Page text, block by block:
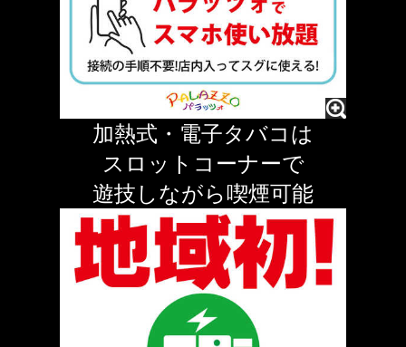
加熱式・電子タバコは
スロットコーナーで
遊技しながら喫煙可能